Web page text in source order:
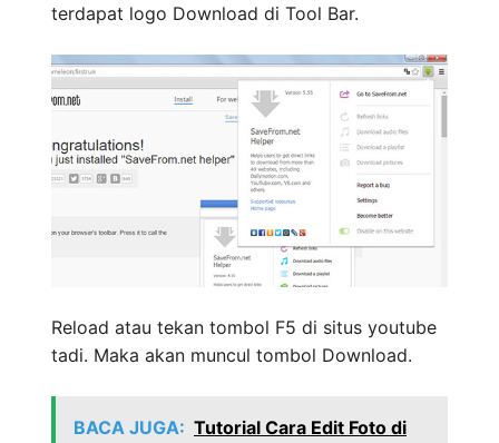
terdapat logo Download di Tool Bar.
Reload atau tekan tombol F5 di situs youtube
tadi. Maka akan muncul tombol Download.
BACA JUGA: Tutorial Cara Edit Foto di